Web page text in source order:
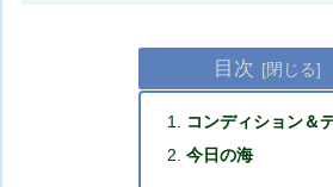
目次
コンディション＆
今日の海